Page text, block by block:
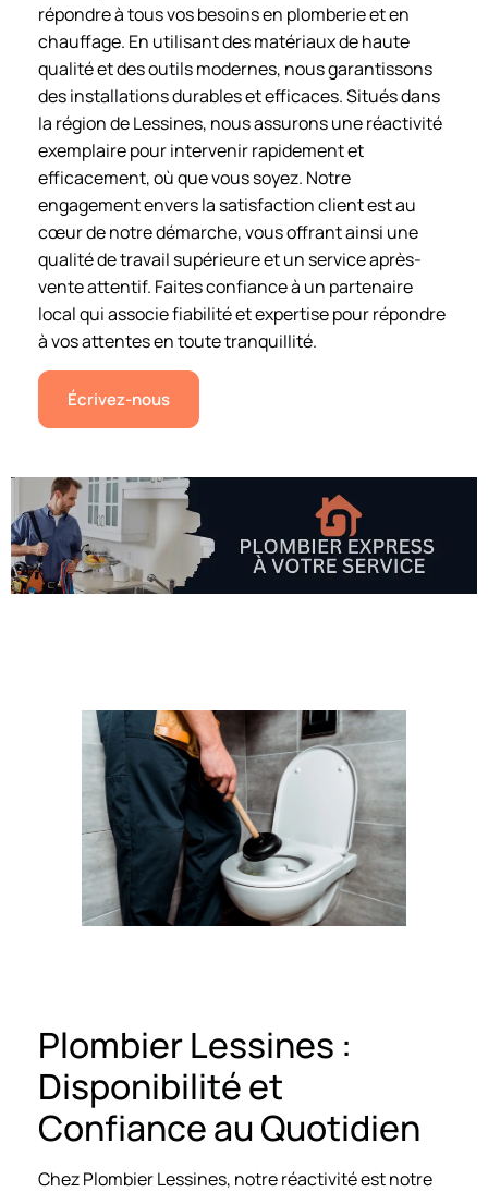
répondre à tous vos besoins en plomberie et en
chauffage. En utilisant des matériaux de haute
qualité et des outils modernes, nous garantissons
des installations durables et efficaces. Situés dans
la région de Lessines, nous assurons une réactivité
exemplaire pour intervenir rapidement et
efficacement, où que vous soyez. Notre
engagement envers la satisfaction client est au
cœur de notre démarche, vous offrant ainsi une
qualité de travail supérieure et un service après-
vente attentif. Faites confiance à un partenaire
local qui associe fiabilité et expertise pour répondre
à vos attentes en toute tranquillité.
Écrivez-nous
Plombier Lessines :
Disponibilité et
Confiance au Quotidien
Chez Plombier Lessines, notre réactivité est notre